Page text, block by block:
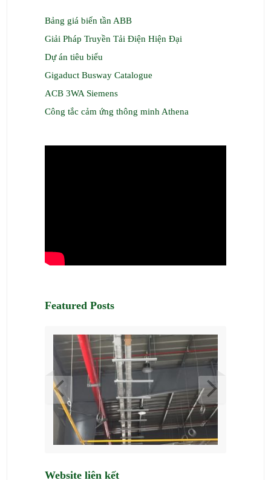
Bảng giá biến tần ABB
Giải Pháp Truyền Tải Điện Hiện Đại
Dự án tiêu biểu
Gigaduct Busway Catalogue
ACB 3WA Siemens
Công tắc cảm ứng thông minh Athena
Featured Posts
Website liên kết